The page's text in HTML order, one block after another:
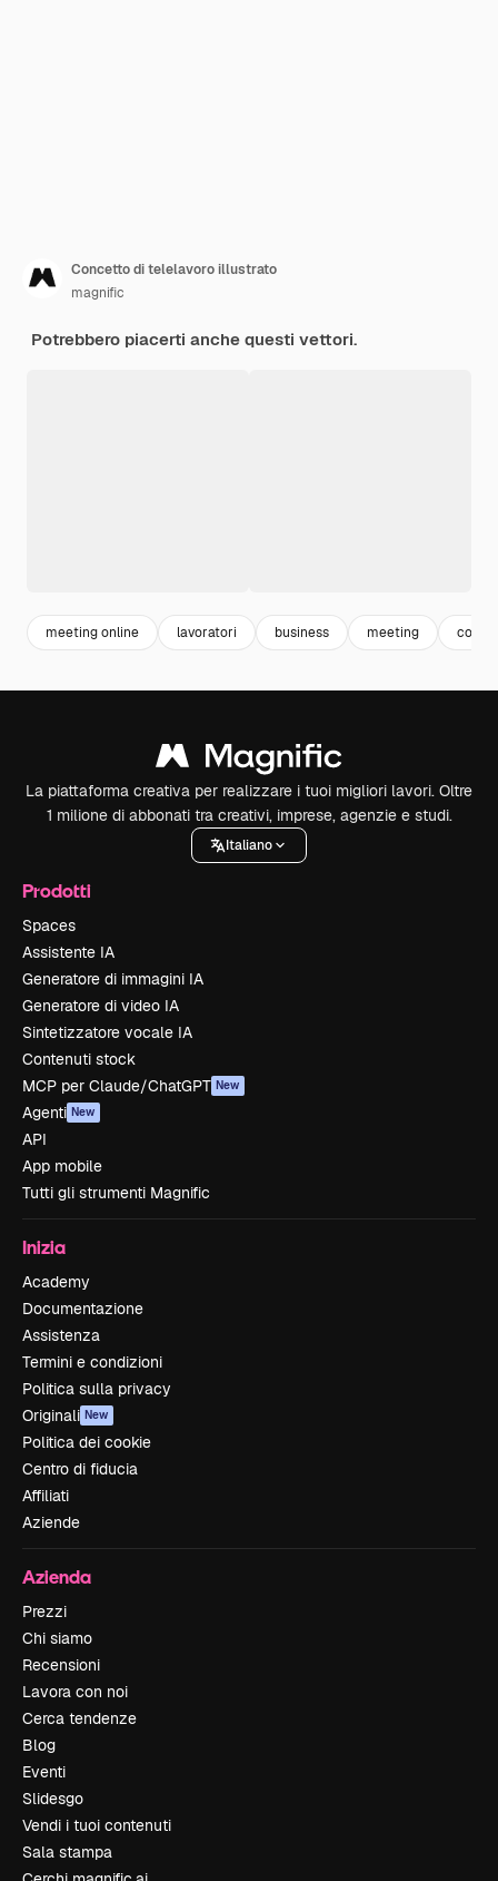
Concetto di telelavoro illustrato
magnific
Potrebbero piacerti anche questi vettori.
meeting online lavoratori business meeting
La piattaforma creativa per realizzare i tuoi migliori lavori. Oltre
1 milione di abbonati tra creativi, imprese, agenzie e studi.
Italiano
Prodotti
Spaces
Assistente IA
Generatore di immagini IA
Generatore di video IA
Sintetizzatore vocale IA
Contenuti stock
MCP per Claude/ChatGPT New
Agenti New
API
App mobile
Tutti gli strumenti Magnific
Inizia
Academy
Documentazione
Assistenza
Termini e condizioni
Politica sulla privacy
Originali New
Politica dei cookie
Centro di fiducia
Affiliati
Aziende
Azienda
Prezzi
Chi siamo
Recensioni
Lavora con noi
Cerca tendenze
Blog
Eventi
Slidesgo
Vendi i tuoi contenuti
Sala stampa